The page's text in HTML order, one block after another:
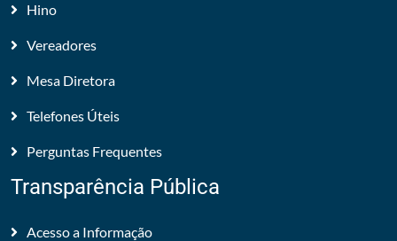
Hino
Vereadores
Mesa Diretora
Telefones Úteis
Perguntas Frequentes
Transparência Pública
Acesso a Informação